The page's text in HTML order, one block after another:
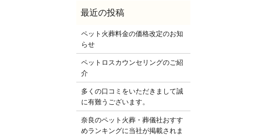
ペット火葬料金の価格改定のお知
らせ
ペットロスカウンセリングのご紹
介
多くの口コミをいただきまして誠
に有難うございます。
奈良のペット火葬・葬儀社おすす
めランキングに当社が掲載されま